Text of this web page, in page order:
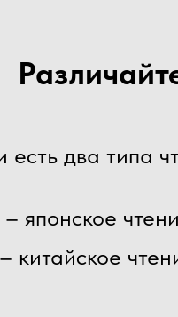
два типа
– японское
– китайское